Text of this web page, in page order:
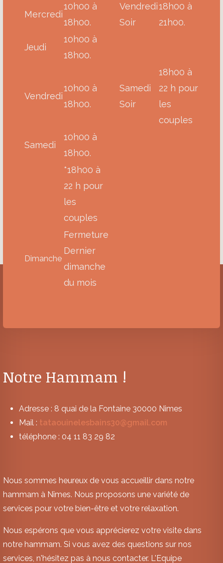
Mercredi
10h00 à
18h00.
Vendredi
Soir
18h00 à
21h00.
Jeudi
10h00 à
18h00.
Vendredi
10h00 à
18h00.
Samedi
Soir
18h00 à
22 h pour
les
couples
Samedi
10h00 à
18h00.
*18h00 à
22 h pour
les
couples
Dimanche
Fermeture
Dernier
dimanche
du mois
Notre Hammam !
Adresse : 8 quai de la Fontaine 30000 Nimes
Mail : tataouinelesbains30@gmail.com
téléphone : 04 11 83 29 82
Nous sommes heureux de vous accueillir dans notre
hammam à Nîmes. Nous proposons une variété de
services pour votre bien-être et votre relaxation.
Nous espérons que vous apprécierez votre visite dans
notre hammam. Si vous avez des questions sur nos
services, n'hésitez pas à nous contacter. L'Equipe